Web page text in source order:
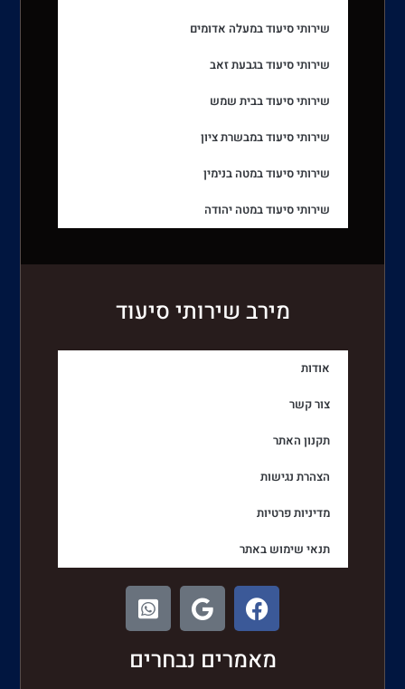
שירותי סיעוד במעלה אדומים
שירותי סיעוד בגבעת זאב
שירותי סיעוד בבית שמש
שירותי סיעוד במבשרת ציון
שירותי סיעוד במטה בנימין
שירותי סיעוד במטה יהודה
מירב שירותי סיעוד
אודות
צור קשר
תקנון האתר
הצהרת נגישות
מדיניות פרטיות
תנאי שימוש באתר
מאמרים נבחרים